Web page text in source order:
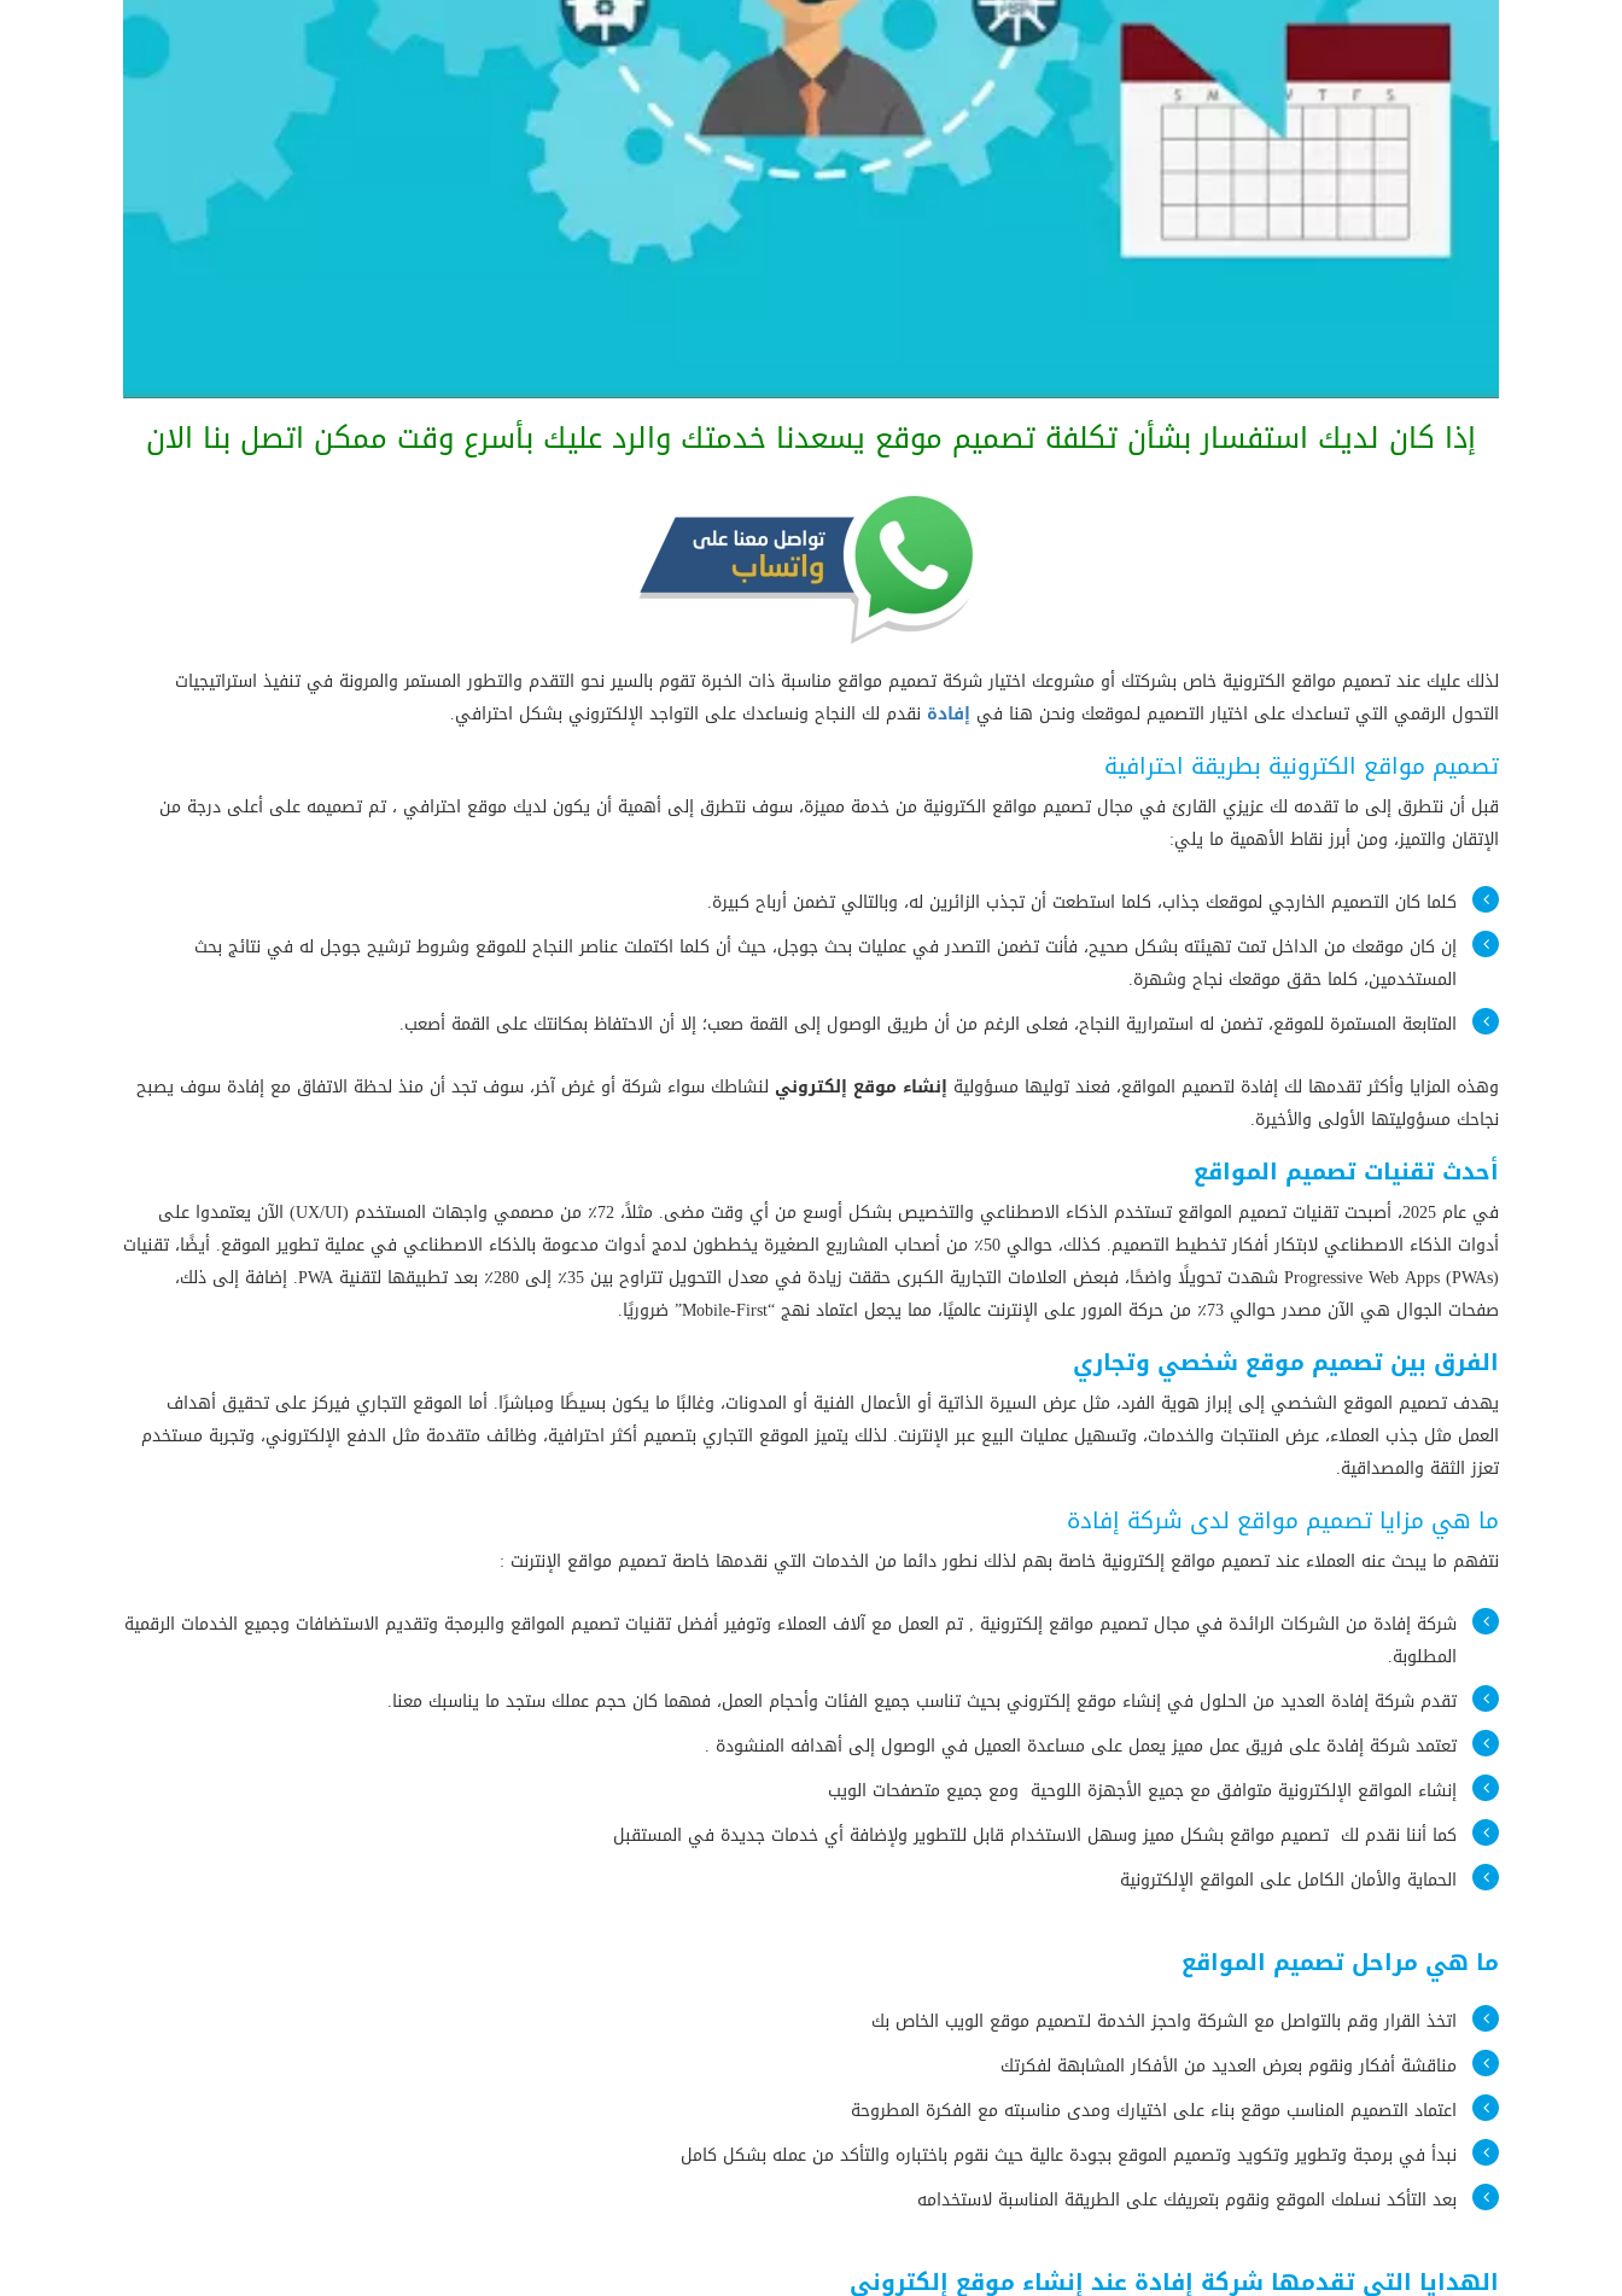
إذا كان لديك استفسار بشأن تكلفة تصميم موقع يسعدنا خدمتك والرد عليك بأسرع وقت ممكن اتصل بنا الان
لذلك عليك عند تصميم مواقع الكترونية خاص بشركتك أو مشروعك اختيار شركة تصميم مواقع مناسبة ذات الخبرة تقوم بالسير نحو التقدم والتطور المستمر والمرونة في تنفيذ استراتيجيات
التحول الرقمي التي تساعدك على اختيار التصميم لـموقعك ونحن هنا في إفادة نقدم لك النجاح ونساعدك على التواجد الإلكتروني بشكل احترافي.
تصميم مواقع الكترونية بطريقة احترافية
قبل أن نتطرق إلى ما تقدمه لك عزيزي القارئ في مجال تصميم مواقع الكترونية من خدمة مميزة، سوف نتطرق إلى أهمية أن يكون لديك موقع احترافي ، تم تصميمه على أعلى درجة من
الإتقان والتميز، ومن أبرز نقاط الأهمية ما يلي:
كلما كان التصميم الخارجي لموقعك جذاب، كلما استطعت أن تجذب الزائرين له، وبالتالي تضمن أرباح كبيرة.
إن كان موقعك من الداخل تمت تهيئته بشكل صحيح، فأنت تضمن التصدر في عمليات بحث جوجل، حيث أن كلما اكتملت عناصر النجاح للموقع وشروط ترشيح جوجل له في نتائج بحث
المستخدمين، كلما حقق موقعك نجاح وشهرة.
المتابعة المستمرة للموقع، تضمن له استمرارية النجاح، فعلى الرغم من أن طريق الوصول إلى القمة صعب؛ إلا أن الاحتفاظ بمكانتك على القمة أصعب.
وهذه المزايا وأكثر تقدمها لك إفادة لتصميم المواقع، فعند توليها مسؤولية إنشاء موقع إلكتروني لنشاطك سواء شركة أو غرض آخر، سوف تجد أن منذ لحظة الاتفاق مع إفادة سوف يصبح
نجاحك مسؤوليتها الأولى والأخيرة.
أحدث تقنيات تصميم المواقع
في عام 2025، أصبحت تقنيات تصميم المواقع تستخدم الذكاء الاصطناعي والتخصيص بشكل أوسع من أي وقت مضى. مثلاً، 72٪ من مصممي واجهات المستخدم (UX/UI) الآن يعتمدوا على
أدوات الذكاء الاصطناعي لابتكار أفكار تخطيط التصميم. كذلك، حوالي 50٪ من أصحاب المشاريع الصغيرة يخططون لدمج أدوات مدعومة بالذكاء الاصطناعي في عملية تطوير الموقع. أيضًا، تقنيات
Progressive Web Apps (PWAs) شهدت تحويلًا واضحًا، فبعض العلامات التجارية الكبرى حققت زيادة في معدل التحويل تتراوح بين 35٪ إلى 280٪ بعد تطبيقها لتقنية PWA. إضافة إلى ذلك،
صفحات الجوال هي الآن مصدر حوالي 73٪ من حركة المرور على الإنترنت عالميًا، مما يجعل اعتماد نهج “Mobile-First” ضروريًا.
الفرق بين تصميم موقع شخصي وتجاري
يهدف تصميم الموقع الشخصي إلى إبراز هوية الفرد، مثل عرض السيرة الذاتية أو الأعمال الفنية أو المدونات، وغالبًا ما يكون بسيطًا ومباشرًا. أما الموقع التجاري فيركز على تحقيق أهداف
العمل مثل جذب العملاء، عرض المنتجات والخدمات، وتسهيل عمليات البيع عبر الإنترنت. لذلك يتميز الموقع التجاري بتصميم أكثر احترافية، وظائف متقدمة مثل الدفع الإلكتروني، وتجربة مستخدم
تعزز الثقة والمصداقية.
ما هي مزايا تصميم مواقع لدى شركة إفادة
نتفهم ما يبحث عنه العملاء عند تصميم مواقع إلكترونية خاصة بهم لذلك نطور دائما من الخدمات التي نقدمها خاصة تصميم مواقع الإنترنت :
شركة إفادة من الشركات الرائدة في مجال تصميم مواقع إلكترونية , تم العمل مع آلاف العملاء وتوفير أفضل تقنيات تصميم المواقع والبرمجة وتقديم الاستضافات وجميع الخدمات الرقمية
المطلوبة.
تقدم شركة إفادة العديد من الحلول في إنشاء موقع إلكتروني بحيث تناسب جميع الفئات وأحجام العمل، فمهما كان حجم عملك ستجد ما يناسبك معنا.
تعتمد شركة إفادة على فريق عمل مميز يعمل على مساعدة العميل في الوصول إلى أهدافه المنشودة .
إنشاء المواقع الإلكترونية متوافق مع جميع الأجهزة اللوحية ومع جميع متصفحات الويب
كما أننا نقدم لك تصميم مواقع بشكل مميز وسهل الاستخدام قابل للتطوير ولإضافة أي خدمات جديدة في المستقبل
الحماية والأمان الكامل على المواقع الإلكترونية
ما هي مراحل تصميم المواقع
اتخذ القرار وقم بالتواصل مع الشركة واحجز الخدمة لـتصميم موقع الويب الخاص بك
مناقشة أفكار ونقوم بعرض العديد من الأفكار المشابهة لفكرتك
اعتماد التصميم المناسب موقع بناء على اختيارك ومدى مناسبته مع الفكرة المطروحة
نبدأ في برمجة وتطوير وتكويد وتصميم الموقع بجودة عالية حيث نقوم باختباره والتأكد من عمله بشكل كامل
بعد التأكد نسلمك الموقع ونقوم بتعريفك على الطريقة المناسبة لاستخدامه
الهدايا التي تقدمها شركة إفادة عند إنشاء موقع إلكتروني